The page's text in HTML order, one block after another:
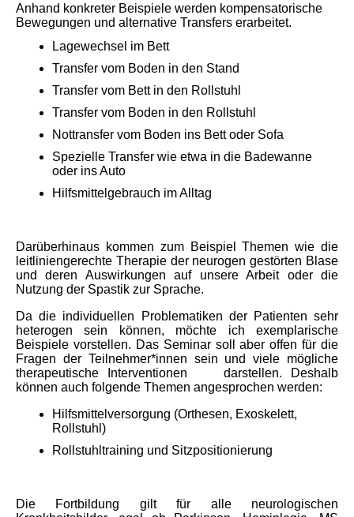
Anhand konkreter Beispiele werden kompensatorische
Bewegungen und alternative Transfers erarbeitet.
Lagewechsel im Bett
Transfer vom Boden in den Stand
Transfer vom Bett in den Rollstuhl
Transfer vom Boden in den Rollstuhl
Nottransfer vom Boden ins Bett oder Sofa
Spezielle Transfer wie etwa in die Badewanne
oder ins Auto
Hilfsmittelgebrauch im Alltag
Darüberhinaus kommen zum Beispiel Themen wie die
leitliniengerechte Therapie der neurogen gestörten Blase
und deren Auswirkungen auf unsere Arbeit oder die
Nutzung der Spastik zur Sprache.
Da die individuellen Problematiken der Patienten sehr
heterogen sein können, möchte ich exemplarische
Beispiele vorstellen. Das Seminar soll aber offen für die
Fragen der Teilnehmer*innen sein und viele mögliche
therapeutische Interventionen darstellen. Deshalb
können auch folgende Themen angesprochen werden:
Hilfsmittelversorgung (Orthesen, Exoskelett,
Rollstuhl)
Rollstuhltraining und Sitzpositionierung
Die Fortbildung gilt für alle neurologischen